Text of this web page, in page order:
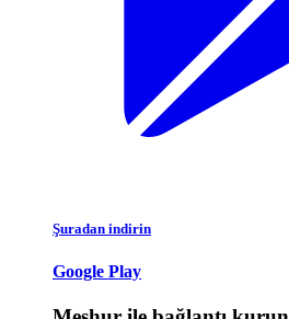
Şuradan indirin
Google Play